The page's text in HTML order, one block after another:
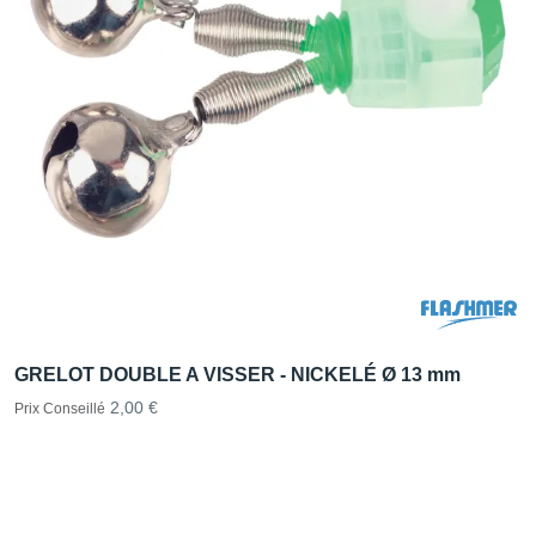
GRELOT DOUBLE A VISSER - NICKELÉ Ø 13 mm
Prix Conseillé 2,00 €